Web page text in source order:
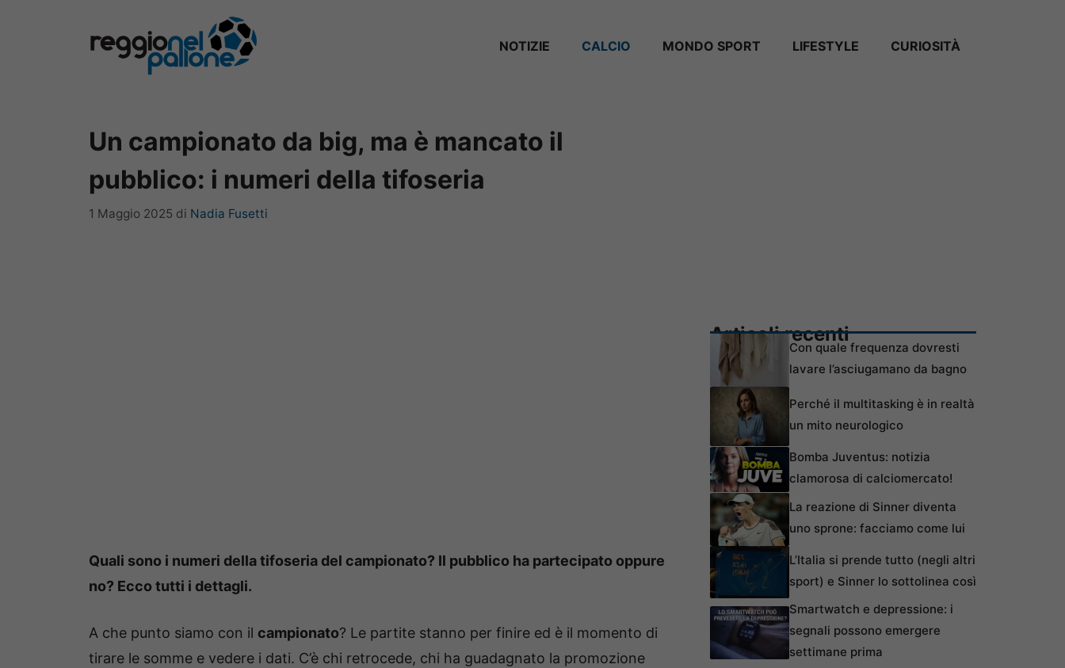
NOTIZIE CALCIO MONDO SPORT LIFESTYLE CURIOSITÀ
Un campionato da big, ma è mancato il
pubblico: i numeri della tifoseria
1 Maggio 2025 di Nadia Fusetti
Quali sono i numeri della tifoseria del campionato? Il pubblico ha partecipato oppure
no? Ecco tutti i dettagli.
A che punto siamo con il campionato? Le partite stanno per finire ed è il momento di
tirare le somme e vedere i dati. C’è chi retrocede, chi ha guadagnato la promozione
Articoli recenti
Con quale frequenza dovresti
lavare l’asciugamano da bagno
Perché il multitasking è in realtà
un mito neurologico
Bomba Juventus: notizia
clamorosa di calciomercato!
La reazione di Sinner diventa
uno sprone: facciamo come lui
L’Italia si prende tutto (negli altri
sport) e Sinner lo sottolinea così
Smartwatch e depressione: i
segnali possono emergere
settimane prima